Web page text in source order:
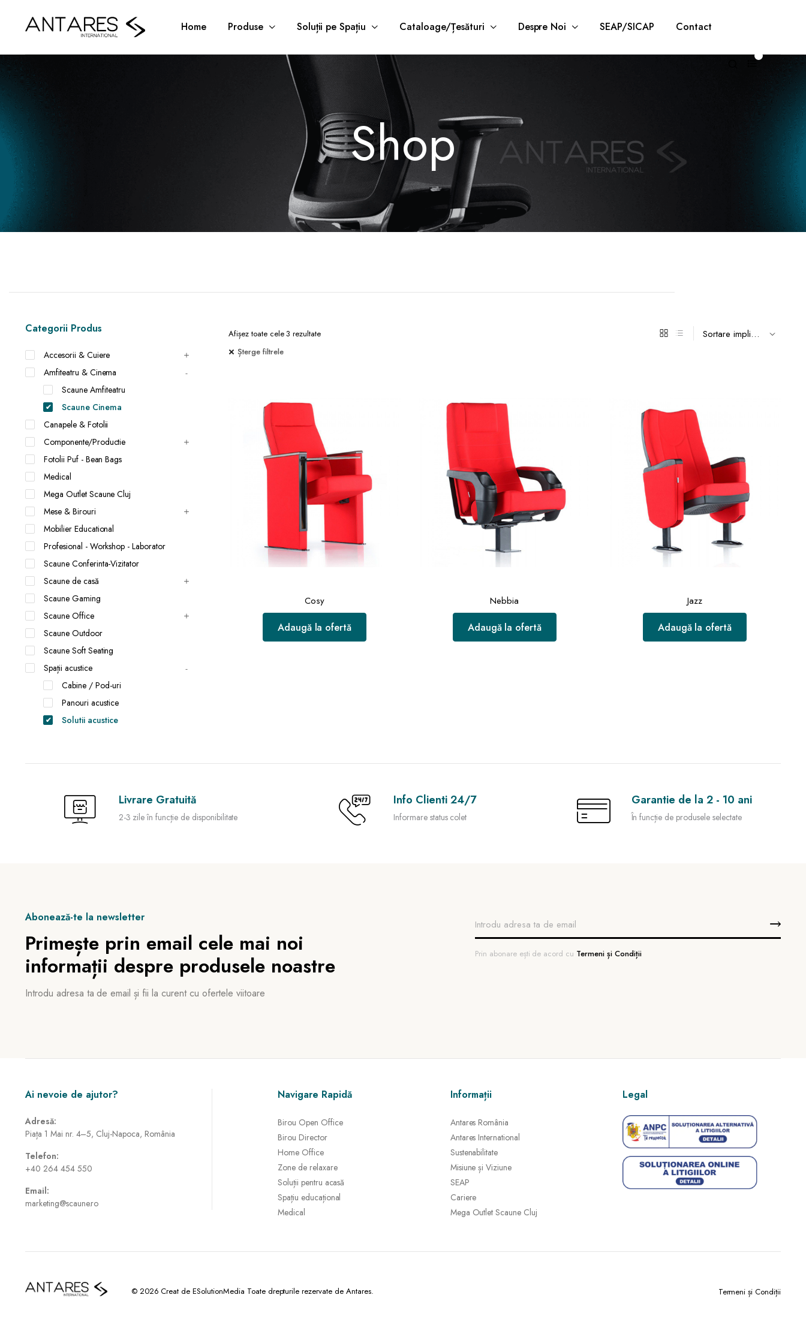
Home Produse Soluții pe Spațiu Cataloage/Țesături Despre Noi SEAP/SICAP Contact
Shop
Afișez toate cele 3 rezultate
Șterge filtrele
Cosy
Adaugă la ofertă
Nebbia
Adaugă la ofertă
Jazz
Adaugă la ofertă
Categorii Produs
Accesorii & Cuiere
Amfiteatru & Cinema
Scaune Amfiteatru
Scaune Cinema
Canapele & Fotolii
Componente/Productie
Fotolii Puf - Bean Bags
Medical
Mega Outlet Scaune Cluj
Mese & Birouri
Mobilier Educational
Profesional - Workshop - Laborator
Scaune Conferinta-Vizitator
Scaune de casă
Scaune Gaming
Scaune Office
Scaune Outdoor
Scaune Soft Seating
Spații acustice
Cabine / Pod-uri
Panouri acustice
Solutii acustice
Livrare Gratuită
2-3 zile în funcție de disponibilitate
Info Clienti 24/7
Informare status colet
Garantie de la 2 - 10 ani
În funcție de produsele selectate
Abonează-te la newsletter
Primește prin email cele mai noi
informații despre produsele noastre
Introdu adresa ta de email și fii la curent cu ofertele viitoare
Prin abonare ești de acord cu Termeni și Condiții
Ai nevoie de ajutor?
Adresă:
Piața 1 Mai nr. 4–5, Cluj-Napoca, România
Telefon:
+40 264 454 550
Email:
marketing@scaune.ro
Navigare Rapidă
Birou Open Office
Birou Director
Home Office
Zone de relaxare
Soluții pentru acasă
Spațiu educațional
Medical
Informații
Antares România
Antares International
Sustenabilitate
Misiune și Viziune
SEAP
Cariere
Mega Outlet Scaune Cluj
Legal
© 2026 Creat de ESolutionMedia Toate drepturile rezervate de Antares. Termeni și Condiții